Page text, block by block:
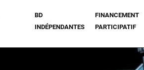
BD
INDÉPENDANTES
FINANCEMENT
PARTICIPATIF